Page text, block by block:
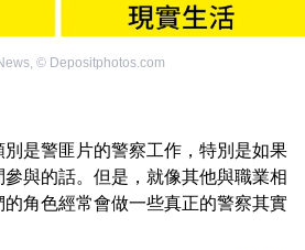
, © Depositphotos.com
是警匪片的警察工作，特別是如果
與的話。但是，就像其他與職業相
角色經常會做一些真正的警察其實